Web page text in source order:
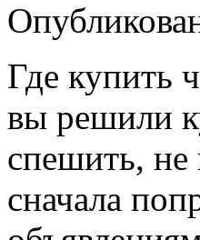
Где купить
вы решили
спешить, не
сначала